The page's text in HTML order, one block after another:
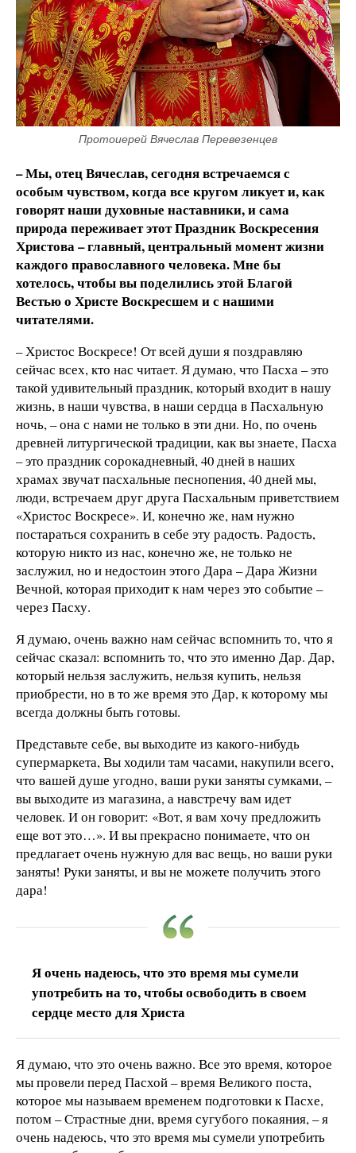
Протоиерей Вячеслав Перевезенцев
– Мы, отец Вячеслав, сегодня встречаемся с
особым чувством, когда все кругом ликует и, как
говорят наши духовные наставники, и сама
природа переживает этот Праздник Воскресения
Христова – главный, центральный момент жизни
каждого православного человека. Мне бы
хотелось, чтобы вы поделились этой Благой
Вестью о Христе Воскресшем и с нашими
читателями.
– Христос Воскресе! От всей души я поздравляю
сейчас всех, кто нас читает. Я думаю, что Пасха – это
такой удивительный праздник, который входит в нашу
жизнь, в наши чувства, в наши сердца в Пасхальную
ночь, – она с нами не только в эти дни. Но, по очень
древней литургической традиции, как вы знаете, Пасха
– это праздник сорокадневный, 40 дней в наших
храмах звучат пасхальные песнопения, 40 дней мы,
люди, встречаем друг друга Пасхальным приветствием
«Христос Воскресе». И, конечно же, нам нужно
постараться сохранить в себе эту радость. Радость,
которую никто из нас, конечно же, не только не
заслужил, но и недостоин этого Дара – Дара Жизни
Вечной, которая приходит к нам через это событие –
через Пасху.
Я думаю, очень важно нам сейчас вспомнить то, что я
сейчас сказал: вспомнить то, что это именно Дар. Дар,
который нельзя заслужить, нельзя купить, нельзя
приобрести, но в то же время это Дар, к которому мы
всегда должны быть готовы.
Представьте себе, вы выходите из какого-нибудь
супермаркета, Вы ходили там часами, накупили всего,
что вашей душе угодно, ваши руки заняты сумками, –
вы выходите из магазина, а навстречу вам идет
человек. И он говорит: «Вот, я вам хочу предложить
еще вот это…». И вы прекрасно понимаете, что он
предлагает очень нужную для вас вещь, но ваши руки
заняты! Руки заняты, и вы не можете получить этого
дара!
Я очень надеюсь, что это время мы сумели
употребить на то, чтобы освободить в своем
сердце место для Христа
Я думаю, что это очень важно. Все это время, которое
мы провели перед Пасхой – время Великого поста,
которое мы называем временем подготовки к Пасхе,
потом – Страстные дни, время сугубого покаяния, – я
очень надеюсь, что это время мы сумели употребить